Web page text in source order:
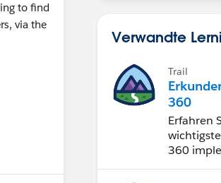
to find
via the
Verwandte
Trail
360
Erfahren
360